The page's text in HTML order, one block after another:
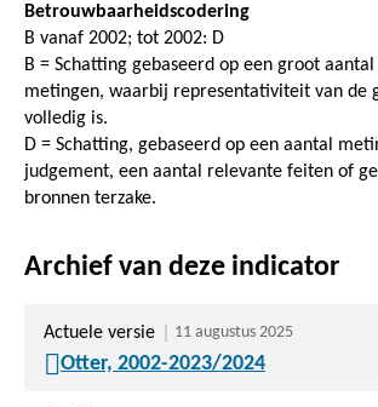
Betrouwbaarheidscodering
B vanaf 2002; tot 2002: D
B = Schatting gebaseerd op een groot
metingen, waarbij representativiteit van de
volledig is.
D = Schatting, gebaseerd op een aantal
judgement, een aantal relevante feiten of
bronnen terzake.
Archief van deze indicator
Actuele versie 11 augustus 2025
Otter, 2002-2023/2024